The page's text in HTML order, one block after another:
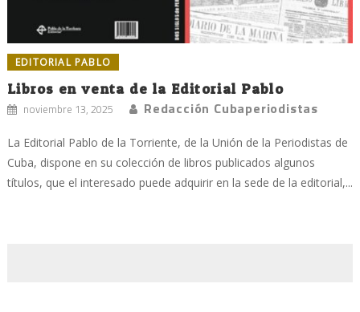
EDITORIAL PABLO
Libros en venta de la Editorial Pablo
noviembre 13, 2025 Redacción Cubaperiodistas
La Editorial Pablo de la Torriente, de la Unión de la Periodistas de
Cuba, dispone en su colección de libros publicados algunos
títulos, que el interesado puede adquirir en la sede de la editorial,...